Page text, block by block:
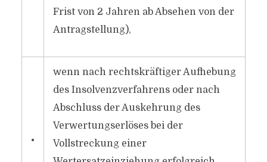
Frist von 2 Jahren ab Absehen von der
Antragstellung),
•
wenn nach rechtskräftiger Aufhebung
des Insolvenzverfahrens oder nach
Abschluss der Auskehrung des
Verwertungserlöses bei der
Vollstreckung einer